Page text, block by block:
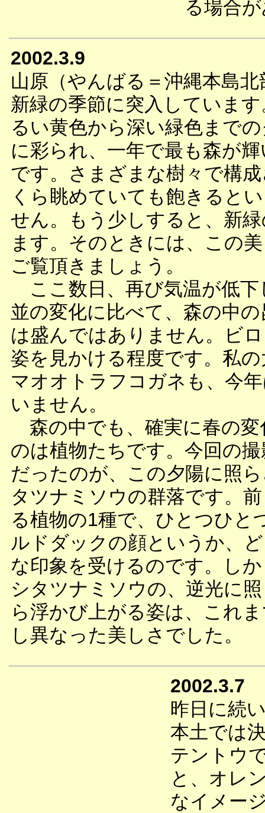
る場合
2002.3.9
山原（やんばる＝沖縄本島
新緑の季節に突入していま
るい黄色から深い緑色まで
に彩られ、一年で最も森が
です。さまざまな樹々で構
くら眺めていても飽きると
せん。もう少しすると、新
ます。そのときには、この
ご覧頂きましょう。
ここ数日、再び気温が低下
並の変化に比べて、森の中
は盛んではありません。ビ
姿を見かける程度です。私
マオオトラフコガネも、今
いません。
森の中でも、確実に春の変
のは植物たちです。今回の
だったのが、この夕陽に照
タツナミソウの群落です。
る植物の1種で、ひとつひと
ルドダックの顔というか、
な印象を受けるのです。し
シタツナミソウの、逆光に
ら浮かび上がる姿は、これ
し異なった美しさでした。
2002.3.7
昨日に続
本土では
テントウ
と、オレ
なイメー